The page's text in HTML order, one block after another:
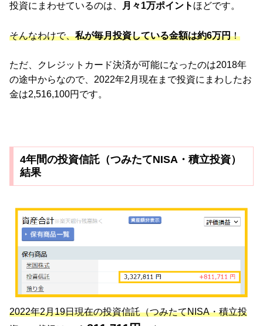
投資にまわせているのは、
月々1万ポイント ほどです。
そんなわけで、私が毎月投資している金額は約6万円！
ただ、クレジットカード決済が可能になったのは2018年
の途中からなので、2022年2月現在まで投資にまわしたお
金は2,516,100円です。
4年間の投資信託（つみたてNISA・積立投資）
結果
2022年2月19日現在の投資信託（つみたてNISA・積立投